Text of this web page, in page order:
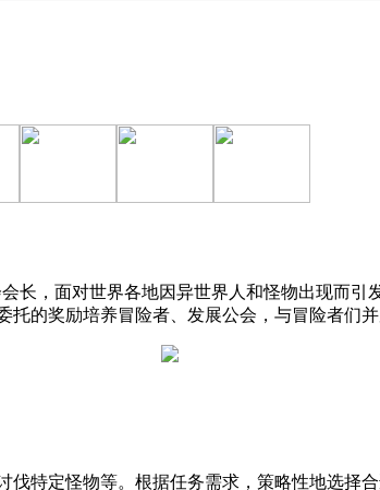
长，面对世界各地因异世界人和怪物出现而
的奖励培养冒险者、发展公会，与冒险者们
特定怪物等。根据任务需求，策略性地选择